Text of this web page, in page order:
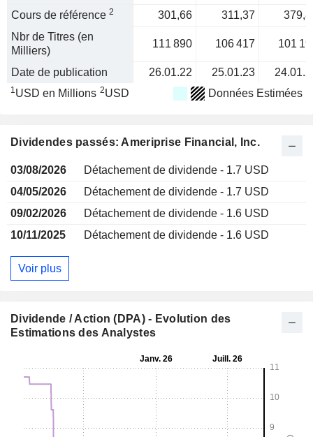
Cours de référence 2 301,66 311,37
Nbr de Titres (en
Milliers)
111 890 106 417 101
Date de publication 26.01.22 25.01.23
1USD en Millions 2USD Données Estimées
Dividendes passés: Ameriprise Financial, Inc.
03/08/2026
Détachement de dividende - 1.7 USD
04/05/2026
Détachement de dividende - 1.7 USD
09/02/2026
Détachement de dividende - 1.6 USD
10/11/2025
Détachement de dividende - 1.6 USD
Voir plus
Dividende / Action (DPA) - Evolution des
Estimations des Analystes